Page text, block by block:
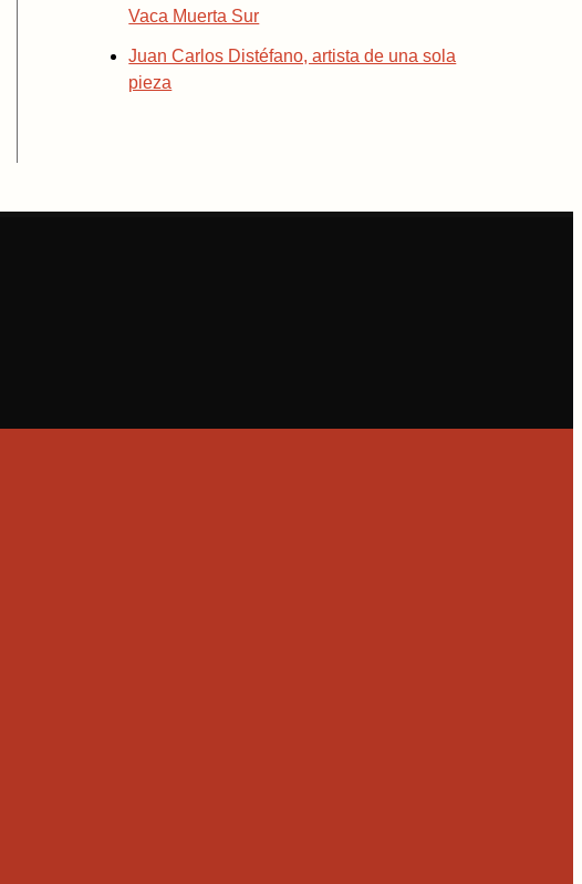
Vaca Muerta Sur
Juan Carlos Distéfano, artista de una sola
pieza